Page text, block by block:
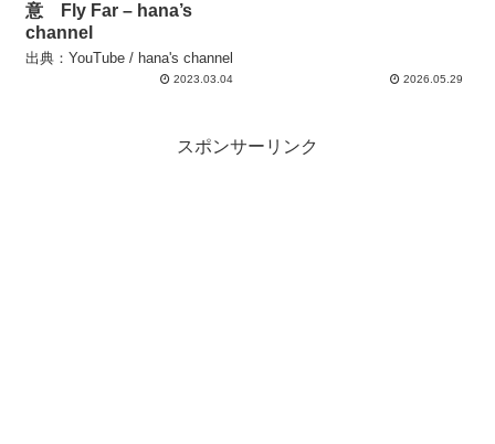
意 Fly Far – hana’s
channel
出典：YouTube / hana's channel
2023.03.04 2026.05.29
スポンサーリンク